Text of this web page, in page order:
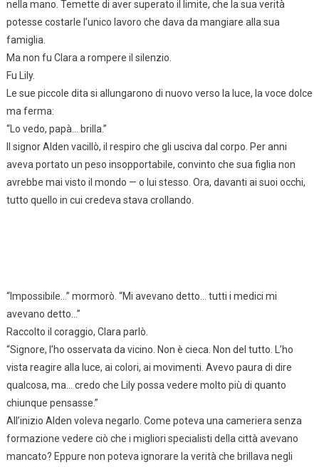
nella mano. Temette di aver superato il limite, che la sua verità
potesse costarle l’unico lavoro che dava da mangiare alla sua
famiglia.
Ma non fu Clara a rompere il silenzio.
Fu Lily.
Le sue piccole dita si allungarono di nuovo verso la luce, la voce dolce
ma ferma:
“Lo vedo, papà… brilla.”
Il signor Alden vacillò, il respiro che gli usciva dal corpo. Per anni
aveva portato un peso insopportabile, convinto che sua figlia non
avrebbe mai visto il mondo — o lui stesso. Ora, davanti ai suoi occhi,
tutto quello in cui credeva stava crollando.
“Impossibile…” mormorò. “Mi avevano detto… tutti i medici mi
avevano detto…”
Raccolto il coraggio, Clara parlò.
“Signore, l’ho osservata da vicino. Non è cieca. Non del tutto. L’ho
vista reagire alla luce, ai colori, ai movimenti. Avevo paura di dire
qualcosa, ma… credo che Lily possa vedere molto più di quanto
chiunque pensasse.”
All’inizio Alden voleva negarlo. Come poteva una cameriera senza
formazione vedere ciò che i migliori specialisti della città avevano
mancato? Eppure non poteva ignorare la verità che brillava negli